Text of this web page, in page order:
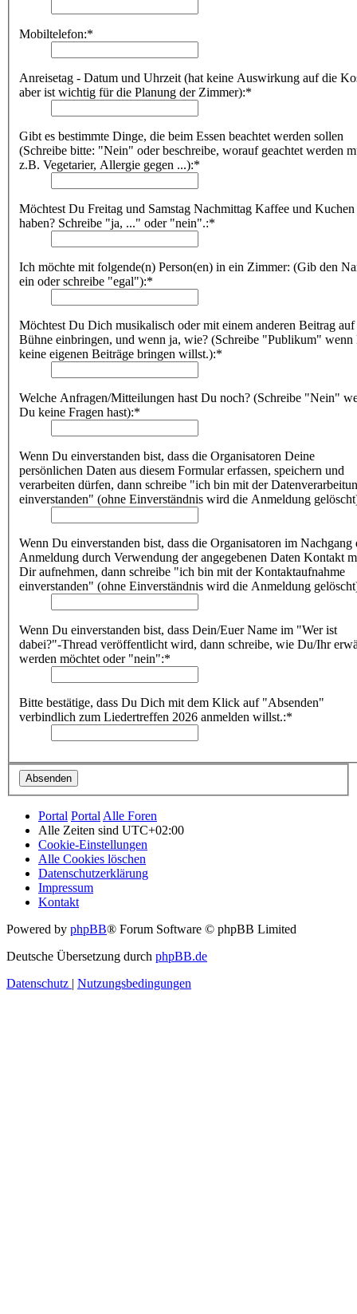
Mobiltelefon:*
Anreisetag - Datum und Uhrzeit (hat keine Auswirkung auf die
aber ist wichtig für die Planung der Zimmer):*
Gibt es bestimmte Dinge, die beim Essen beachtet werden sollen
(Schreibe bitte: "Nein" oder beschreibe, worauf geachtet werden
z.B. Vegetarier, Allergie gegen ...):*
Möchtest Du Freitag und Samstag Nachmittag Kaffee und Kuchen
haben? Schreibe "ja, ..." oder "nein".:*
Ich möchte mit folgende(n) Person(en) in ein Zimmer: (Gib den
ein oder schreibe "egal"):*
Möchtest Du Dich musikalisch oder mit einem anderen Beitrag auf
Bühne einbringen, und wenn ja, wie? (Schreibe "Publikum" wenn
keine eigenen Beiträge bringen willst.):*
Welche Anfragen/Mitteilungen hast Du noch? (Schreibe "Nein"
Du keine Fragen hast):*
Wenn Du einverstanden bist, dass die Organisatoren Deine
persönlichen Daten aus diesem Formular erfassen, speichern und
verarbeiten dürfen, dann schreibe "ich bin mit der
einverstanden" (ohne Einverständnis wird die Anmeldung
Wenn Du einverstanden bist, dass die Organisatoren im Nachgang
Anmeldung durch Verwendung der angegebenen Daten Kontakt
Dir aufnehmen, dann schreibe "ich bin mit der Kontaktaufnahme
einverstanden" (ohne Einverständnis wird die Anmeldung
Wenn Du einverstanden bist, dass Dein/Euer Name im "Wer ist
dabei?"-Thread veröffentlicht wird, dann schreibe, wie Du/Ihr
werden möchtet oder "nein":*
Bitte bestätige, dass Du Dich mit dem Klick auf "Absenden"
verbindlich zum Liedertreffen 2026 anmelden willst.:*
Portal Portal Alle Foren
Alle Zeiten sind UTC+02:00
Cookie-Einstellungen
Alle Cookies löschen
Datenschutzerklärung
Impressum
Kontakt
Powered by phpBB® Forum Software © phpBB Limited
Deutsche Übersetzung durch phpBB.de
Datenschutz | Nutzungsbedingungen